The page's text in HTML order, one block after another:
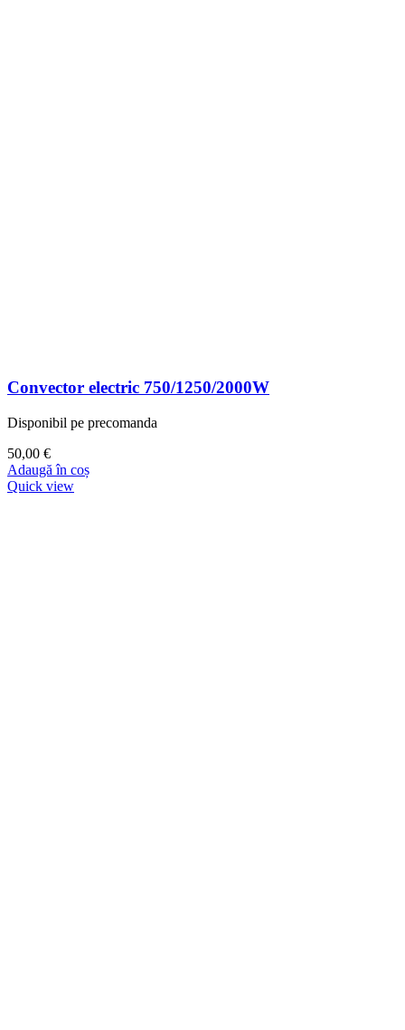
Convector electric 750/1250/2000W
Disponibil pe precomanda
50,00 €
Adaugă în coș
Quick view